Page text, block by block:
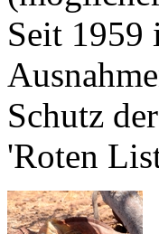
Schutz
'Roten